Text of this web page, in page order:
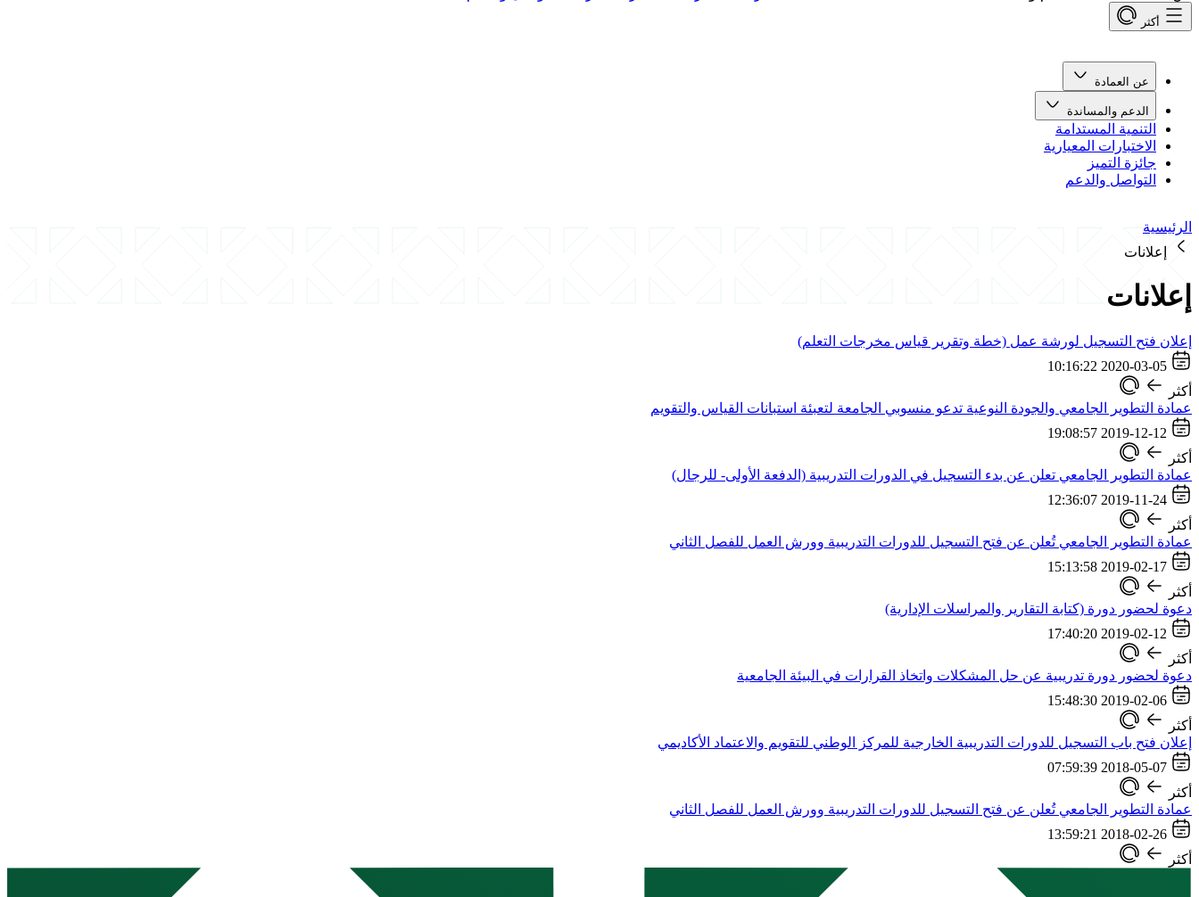
أكثر
عن العمادة
الدعم والمساندة
التنمية المستدامة
الاختبارات المعيارية
جائزة التميز
التواصل والدعم
الرئيسية
إعلانات
إعلانات
إعلان فتح التسجيل لورشة عمل (خطة وتقرير قياس مخرجات التعلم)
2020-03-05 10:16:22
أكثر
عمادة التطوير الجامعي والجودة النوعية تدعو منسوبي الجامعة لتعبئة استبانات القياس والتقويم
2019-12-12 19:08:57
أكثر
عمادة التطوير الجامعي تعلن عن بدء التسجيل في الدورات التدريبية (الدفعة الأولى- للرجال)
2019-11-24 12:36:07
أكثر
عمادة التطوير الجامعي تُعلن عن فتح التسجيل للدورات التدريبية وورش العمل للفصل الثاني
2019-02-17 15:13:58
أكثر
دعوة لحضور دورة (كتابة التقارير والمراسلات الإدارية)
2019-02-12 17:40:20
أكثر
دعوة لحضور دورة تدريبية عن حل المشكلات واتخاذ القرارات في البيئة الجامعية
2019-02-06 15:48:30
أكثر
إعلان فتح باب التسجيل للدورات التدريبية الخارجية للمركز الوطني للتقويم والاعتماد الأكاديمي
2018-05-07 07:59:39
أكثر
عمادة التطوير الجامعي تُعلن عن فتح التسجيل للدورات التدريبية وورش العمل للفصل الثاني
2018-02-26 13:59:21
أكثر